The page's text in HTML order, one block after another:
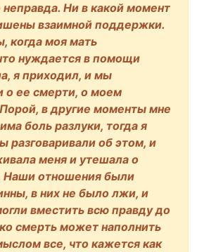
неправда. Ни в какой момент
взаимной поддержки.
когда моя мать
нуждается в помощи
я приходил, и мы
о ее смерти, о моем
в другие моменты мне
боль разлуки, тогда я
разговаривали об этом, и
меня и утешала о
Наши отношения были
в них не было лжи, и
вместить всю правду до
смерть может наполнить
все, что кажется как